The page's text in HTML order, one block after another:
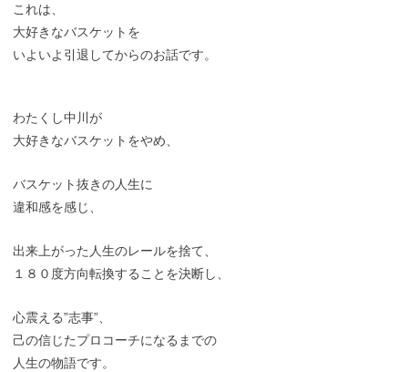
これは、
大好きなバスケットを
いよいよ引退してからのお話です。
わたくし中川が
大好きなバスケットをやめ、
バスケット抜きの人生に
違和感を感じ、
出来上がった人生のレールを捨て、
１８０度方向転換することを決断し、
心震える”志事”、
己の信じたプロコーチになるまでの
人生の物語です。